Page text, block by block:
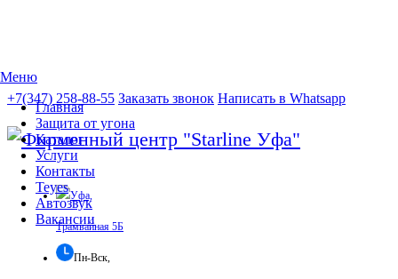
Перейти к основному содержанию
+7(347) 258-88-55 Заказать звонок Написать в Whatsapp
Уфа,
Трамвайная 5Б
Пн-Вск,
Меню
Главная
Защита от угона
Каталог
Услуги
Контакты
Teyes
Автозвук
Вакансии